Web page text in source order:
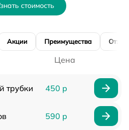
стоимость
Акции Преимущества
Цена
трубки 450 р
590 р